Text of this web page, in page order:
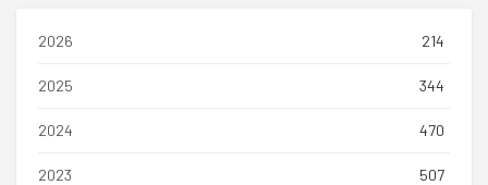
2026 214
2025 344
2024 470
2023 507